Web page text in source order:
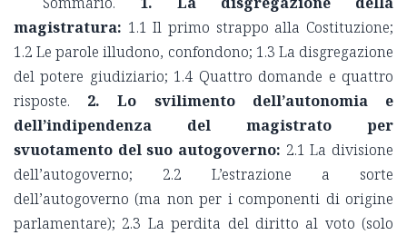
magistratura: 1.1 Il primo strappo alla Costituzione;
1.2 Le parole illudono, confondono; 1.3 La disgregazione
del potere giudiziario; 1.4 Quattro domande e quattro
risposte. 2. Lo svilimento dell’autonomia e
dell’indipendenza del magistrato per
svuotamento del suo autogoverno: 2.1 La divisione
dell’autogoverno; 2.2 L’estrazione a sorte
dell’autogoverno (ma non per i componenti di origine
parlamentare); 2.3 La perdita del diritto al voto (solo